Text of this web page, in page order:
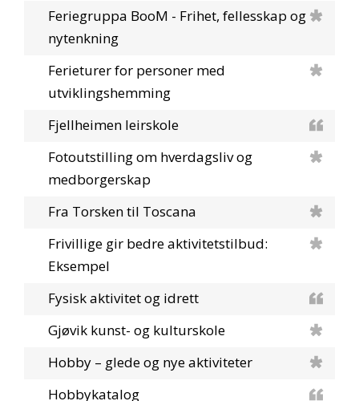
Feriegruppa BooM - Frihet, fellesskap og
nytenkning
Ferieturer for personer med
utviklingshemming
Fjellheimen leirskole
Fotoutstilling om hverdagsliv og
medborgerskap
Fra Torsken til Toscana
Frivillige gir bedre aktivitetstilbud:
Eksempel
Fysisk aktivitet og idrett
Gjøvik kunst- og kulturskole
Hobby – glede og nye aktiviteter
Hobbykatalog